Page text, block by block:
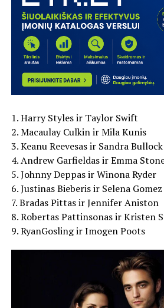
1. Harry Styles ir Taylor Swift
2. Macaulay Culkin ir Mila Kunis
3. Keanu Reevesas ir Sandra Bullock
4. Andrew Garfieldas ir Emma
5. Johnny Deppas ir Winona Ryder
6. Justinas Bieberis ir Selena Gomez
7. Bradas Pittas ir Jennifer Aniston
8. Robertas Pattinsonas ir Kristen
9. RyanGosling ir Imogen Poots